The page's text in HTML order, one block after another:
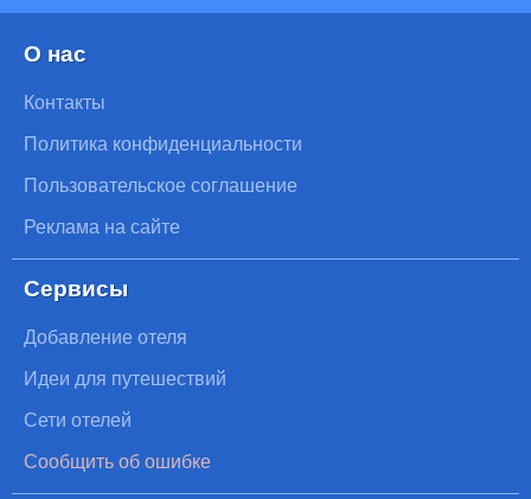
О нас
Контакты
Политика конфиденциальности
Пользовательское соглашение
Реклама на сайте
Сервисы
Добавление отеля
Идеи для путешествий
Сети отелей
Сообщить об ошибке